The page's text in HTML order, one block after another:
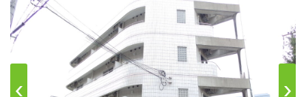
Next